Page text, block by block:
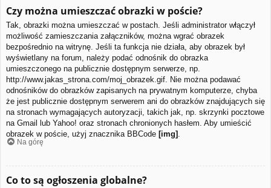
Czy można umieszczać obrazki w poście?
Tak, obrazki można umieszczać w postach. Jeśli administrator włączył
możliwość zamieszczania załączników, można wgrać obrazek
bezpośrednio na witrynę. Jeśli ta funkcja nie działa, aby obrazek był
wyświetlany na forum, należy podać odnośnik do obrazka
umieszczonego na publicznie dostępnym serwerze, np.
http://www.jakas_strona.com/moj_obrazek.gif. Nie można podawać
odnośników do obrazków zapisanych na prywatnym komputerze, chyba
że jest publicznie dostępnym serwerem ani do obrazków znajdujących się
na stronach wymagających autoryzacji, takich jak, np. skrzynki pocztowe
na Gmail lub Yahoo! oraz stronach chronionych hasłem. Aby umieścić
obrazek w poście, użyj znacznika BBCode [img]
Na górę
Co to są ogłoszenia globalne?